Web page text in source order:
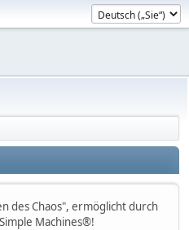
des Chaos", ermöglicht durch
Machines®!